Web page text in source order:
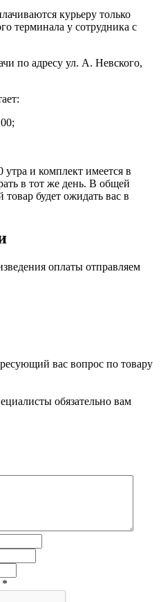
курьеру только
терминала у сотрудника с
по адресу ул. А. Невского,
утра и комплект имеется в
в тот же день. В общей
будет ожидать вас в
оплаты отправляем
вас вопрос по товару
обязательно вам
*